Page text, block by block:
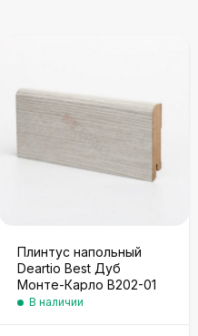
Плинтус напольный
Deartio Best Дуб
Монте-Карло B202-01
В наличии